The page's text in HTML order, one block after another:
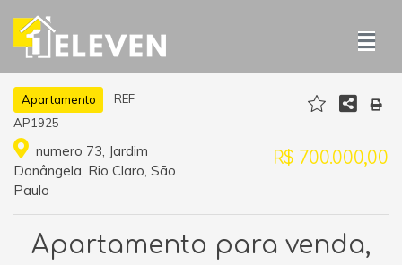
Apartamento
REF
AP1925
numero 73, Jardim
Donângela, Rio Claro, São
Paulo
R$ 700.000,00
Apartamento para venda,